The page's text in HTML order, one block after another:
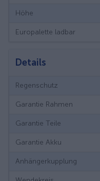
Höhe
Europalette ladbar
Details
Regenschutz
Garantie Rahmen
Garantie Teile
Garantie Akku
Anhängerkupplung